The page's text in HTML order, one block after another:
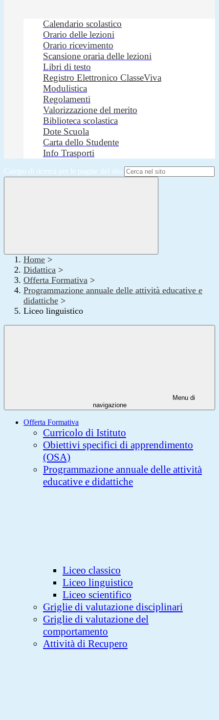
Calendario scolastico
Orario delle lezioni
Orario ricevimento
Scansione oraria delle lezioni
Libri di testo
Registro Elettronico ClasseViva
Modulistica
Regolamenti
Valorizzazione del merito
Biblioteca scolastica
Dote Scuola
Carta dello Studente
Info Trasporti
Campo di ricerca per le pagine del sito
Home >
Didattica >
Offerta Formativa >
Programmazione annuale delle attività educative e
didattiche >
Liceo linguistico
Menu di
navigazione
Offerta Formativa
Curricolo di Istituto
Obiettivi specifici di apprendimento
(OSA)
Programmazione annuale delle attività
educative e didattiche
Liceo classico
Liceo linguistico
Liceo scientifico
Griglie di valutazione disciplinari
Griglie di valutazione del
comportamento
Attività di Recupero